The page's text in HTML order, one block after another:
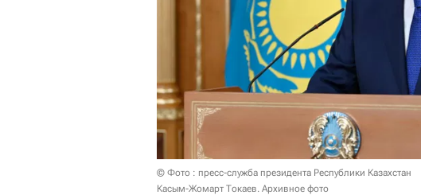
© Фото : пресс-служба президента Республики Казахстан
Касым-Жомарт Токаев. Архивное фото